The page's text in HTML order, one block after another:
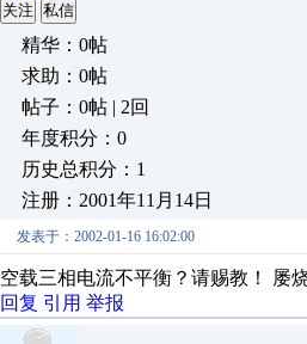
关注 私信
精华：0帖
求助：0帖
帖子：0帖 | 2回
年度积分：0
历史总积分：1
注册：2001年11月14日
发表于：2002-01-16 16:02:00
空载三相电流不平衡？请赐教！ 屡
回复 引用 举报